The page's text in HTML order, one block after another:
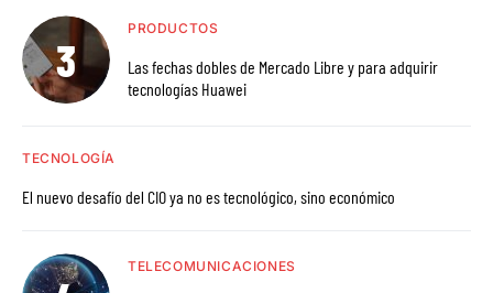
PRODUCTOS
Las fechas dobles de Mercado Libre y para adquirir
tecnologías Huawei
TECNOLOGÍA
El nuevo desafío del CIO ya no es tecnológico, sino económico
TELECOMUNICACIONES